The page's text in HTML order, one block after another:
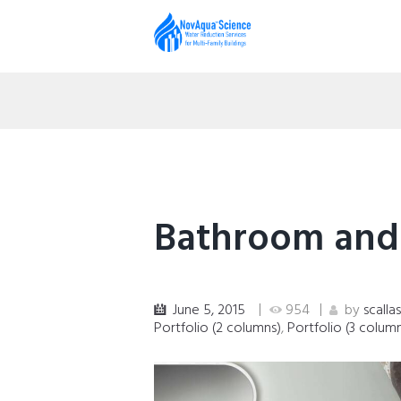
Bathroom
June 5, 2015 954 by
Portfolio (2 columns),Portfolio (3